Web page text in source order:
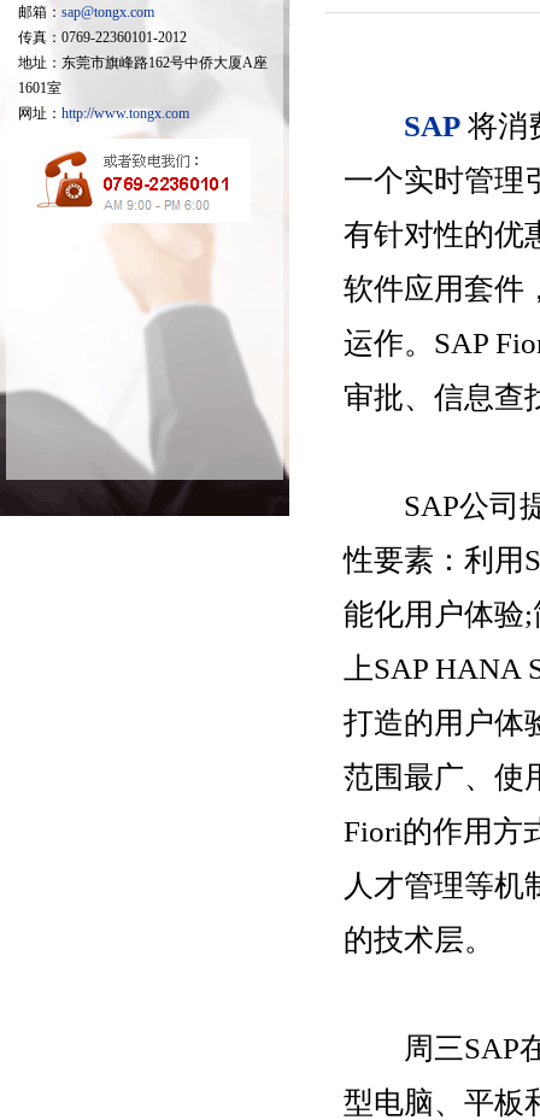
SAP 将消
一个实时管理
有针对性的优
软件应用套件
运作。SAP
审批、信息查
SAP公司提
性要素：利用
能化用户体验
上SAP
打造的用户体
范围最广、使
Fiori的作用方
人才管理等机
的技术层。
周三SAP在
型电脑、平板
邮箱： sap@tongx.com
传真： 0769-22360101-2012
地址：东莞市旗峰路162号中侨大厦A座
1601室
网址： http://www.tongx.com